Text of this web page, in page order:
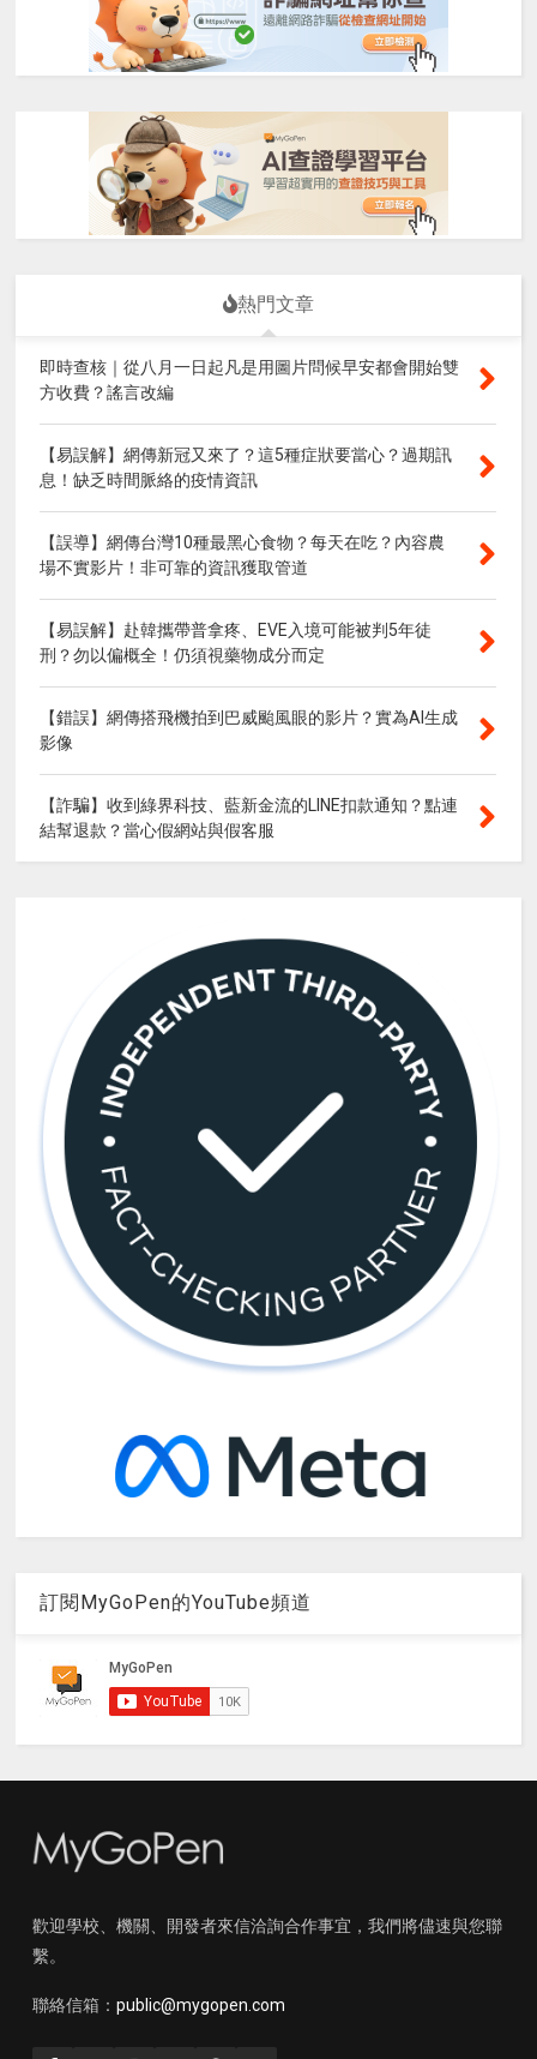
熱門文章
即時查核｜從八月一日起凡是用圖片問候早安都會開始雙
方收費？謠言改編
【易誤解】網傳新冠又來了？這5種症狀要當心？過期訊
息！缺乏時間脈絡的疫情資訊
【誤導】網傳台灣10種最黑心食物？每天在吃？內容農
場不實影片！非可靠的資訊獲取管道
【易誤解】赴韓攜帶普拿疼、EVE入境可能被判5年徒
刑？勿以偏概全！仍須視藥物成分而定
【錯誤】網傳搭飛機拍到巴威颱風眼的影片？實為AI生成
影像
【詐騙】收到綠界科技、藍新金流的LINE扣款通知？點連
結幫退款？當心假網站與假客服
訂閱MyGoPen的YouTube頻道
歡迎學校、機關、開發者來信洽詢合作事宜，我們將儘速與您聯
繫。
聯絡信箱： public@mygopen.com